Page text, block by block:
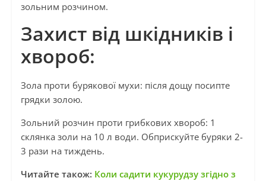
зольним розчином.
Захист від шкідників і
хвороб:
Зола проти бурякової мухи: після дощу посипте
грядки золою.
Зольний розчин проти грибкових хвороб: 1
склянка золи на 10 л води. Обприскуйте буряки 2-
3 рази на тиждень.
Читайте також: Коли садити кукурудзу згідно з